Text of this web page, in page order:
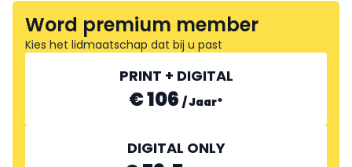
Word premium member
Kies het lidmaatschap dat bij u past
PRINT + DIGITAL
€ 106 /Jaar*
DIGITAL ONLY